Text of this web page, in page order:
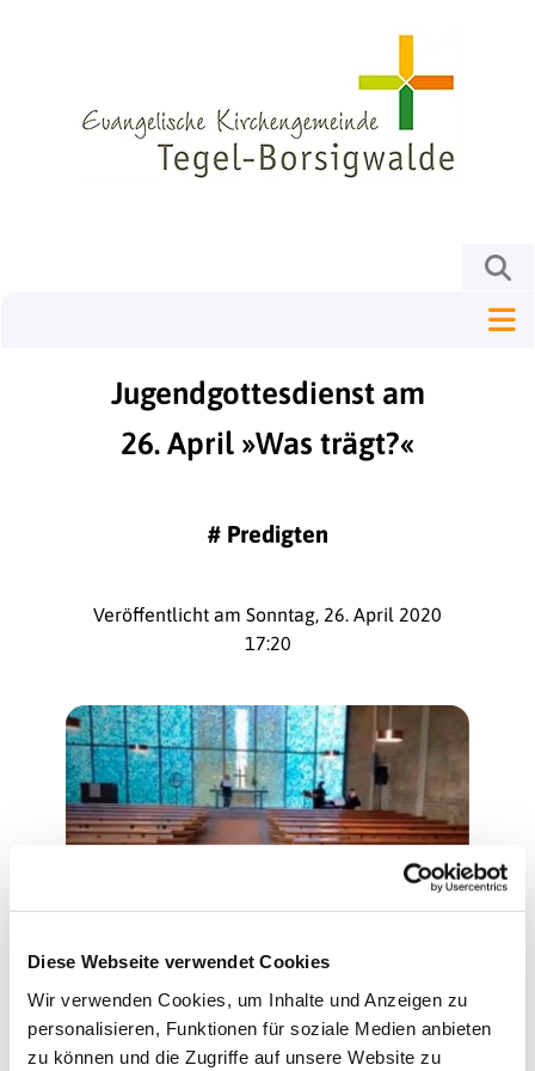
Diese Webseite verwendet Cookies
Wir verwenden Cookies, um Inhalte und Anzeigen zu
personalisieren, Funktionen für soziale Medien anbieten
zu können und die Zugriffe auf unsere Website zu
Jugendgottesdienst am
26. April »Was trägt?«
# Predigten
Veröffentlicht am Sonntag, 26. April 2020
17:20
Jugendgottesdienst am 26. April »Was
trägt?«